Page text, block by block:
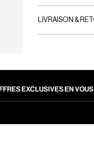
LIVRAISON &
EXCLUSIVES EN